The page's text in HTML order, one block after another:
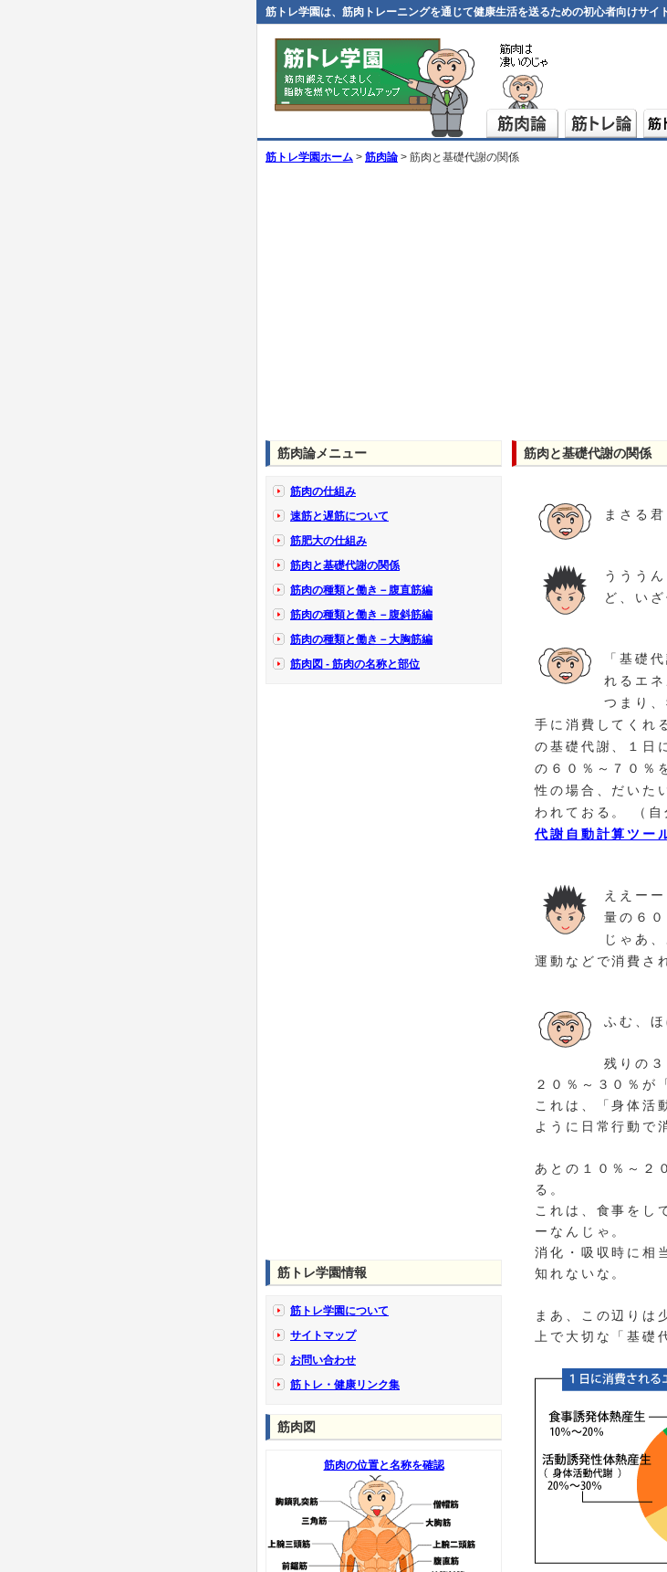
筋トレ学園は、筋肉トレーニングを通じて健康生活を送るための初心者向けサイ
筋トレ学園ホーム > 筋肉論 > 筋肉と基礎代謝の関係
筋肉と基礎代謝の関係
まさる
ううう
ど、い
「基礎
れるエ
つまり
手に消費してくれ
の基礎代謝、１日
の６０％～７０％
性の場合、だいた
われておる。 （
代謝自動計算ツー
ええー
量の６０
じゃあ
運動などで消費さ
ふむ、ほ
残りの３
２０％～３０％が
これは、「身体活
ように日常行動で
あとの１０％～２
る。
これは、食事をし
ーなんじゃ。
消化・吸収時に相
知れないな。
まあ、この辺りは
上で大切な「基礎
筋肉論メニュー
筋肉の仕組み
速筋と遅筋について
筋肥大の仕組み
筋肉と基礎代謝の関係
筋肉の種類と働き－腹直筋編
筋肉の種類と働き－腹斜筋編
筋肉の種類と働き－大胸筋編
筋肉図 - 筋肉の名称と部位
筋トレ学園情報
筋トレ学園について
サイトマップ
お問い合わせ
筋トレ・健康リンク集
筋肉図
筋肉の位置と名称を確認